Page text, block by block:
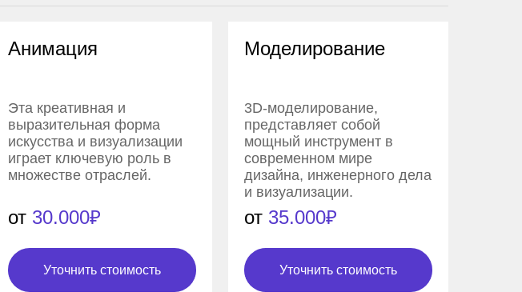
Анимация
Эта креативная и
выразительная форма
искусства и визуализации
играет ключевую роль в
множестве отраслей.
от 30.000₽
Уточнить стоимость
Моделирование
3D-моделирование,
представляет собой
мощный инструмент в
современном мире
дизайна, инженерного дела
и визуализации.
от 35.000₽
Уточнить стоимость